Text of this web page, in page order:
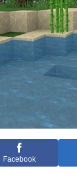
Facebook